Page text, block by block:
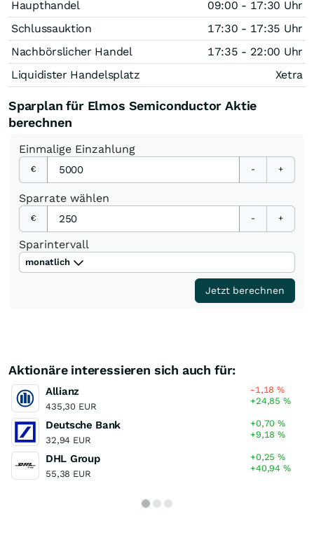
Haupthandel
09:00 - 17:30 Uhr
Schlussauktion
17:30 - 17:35 Uhr
Nachbörslicher Handel
17:35 - 22:00 Uhr
Liquidister Handelsplatz
Xetra
Sparplan für Elmos Semiconductor Aktie
berechnen
Einmalige Einzahlung
€ - +
Sparrate wählen
€ - +
Sparintervall
monatlich
Jetzt berechnen
Aktionäre interessieren sich auch für:
Allianz
435,30 EUR
-1,18%
+24,85%
Deutsche Bank
32,94 EUR
+0,70%
+9,18%
DHL Group
55,38 EUR
+0,25%
+40,94%